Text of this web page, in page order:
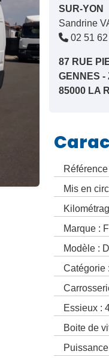
SUR-YON
Sandrine
02 51
87 RUE
GENNES
85000 LA
Mis en
Marque :
Modèle :
Catégorie
Essieux :
Boite de